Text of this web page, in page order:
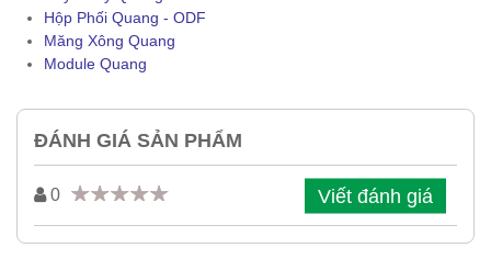
Hộp Phối Quang - ODF
Măng Xông Quang
Module Quang
ĐÁNH GIÁ SẢN PHẨM
0 Viết đánh giá